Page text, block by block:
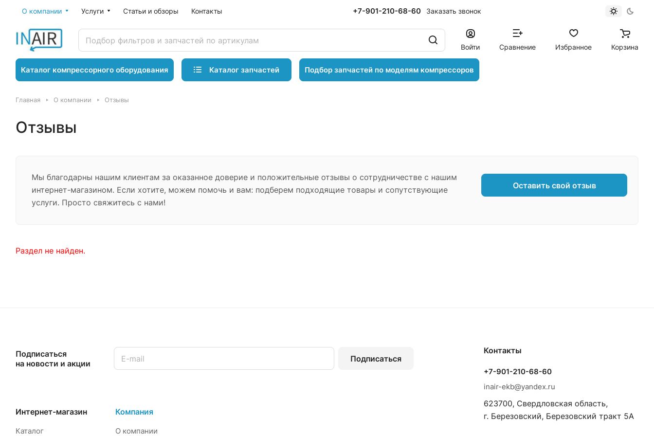
О компании Услуги Статьи и обзоры Контакты +7-901-210-68-60 Заказать звонок
Войти Сравнение Избранное Корзина
Каталог компрессорного оборудования Каталог запчастей Подбор запчастей по моделям компрессоров
Главная О компании Отзывы
Отзывы
Мы благодарны нашим клиентам за оказанное доверие и положительные отзывы о сотрудничестве с нашим
интернет-магазином. Если хотите, можем помочь и вам: подберем подходящие товары и сопутствующие
услуги. Просто свяжитесь с нами!
Оставить свой отзыв
Раздел не найден.
Подписаться
на новости и акции
Подписаться
Интернет-магазин
Каталог
Компания
О компании
Контакты
+7-901-210-68-60
inair-ekb@yandex.ru
623700, Свердловская область,
г. Березовский, Березовский тракт 5А